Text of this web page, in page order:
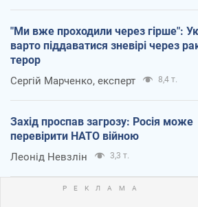
"Ми вже проходили через гірше":
варто піддаватися зневірі через
терор
Сергій Марченко, експерт 8,4 т.
Захід проспав загрозу: Росія може
перевірити НАТО війною
Леонід Невзлін 3,3 т.